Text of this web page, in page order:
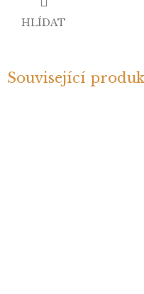
HLÍDAT
Související